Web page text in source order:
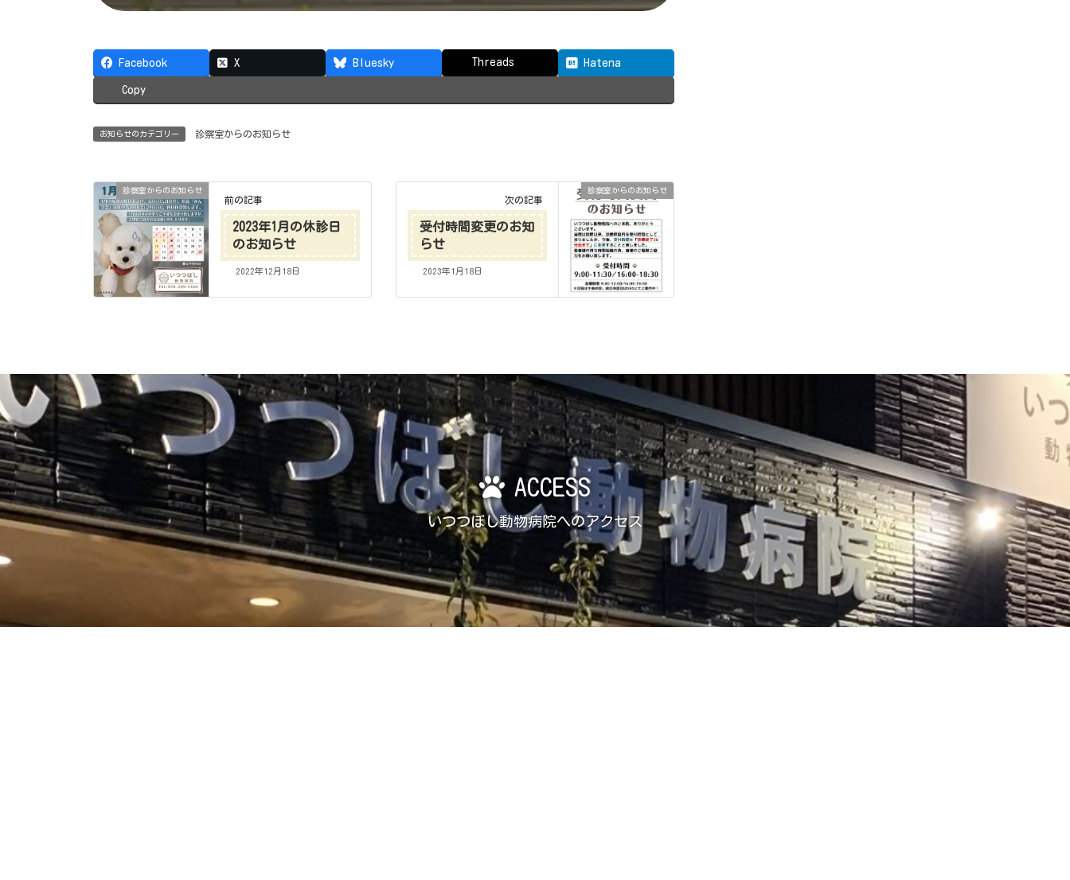
Facebook X Bluesky Threads Hatena
Copy
お知らせのカテゴリー 診察室からのお知らせ
診察室からのお知らせ
前の記事
2023年1月の休診日
のお知らせ
2022年12月18日
診察室からのお知らせ
次の記事
受付時間変更のお知
らせ
2023年1月18日
ACCESS
いつつぼし動物病院へのアクセス